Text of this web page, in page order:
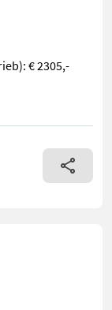
€ 2305,-
eine